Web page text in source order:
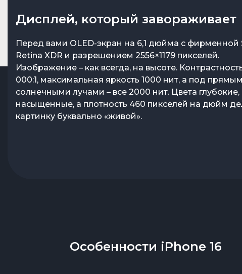
Новый дизайн
Apple снова играется с цветами, и в этот раз палитра
получилась действительно притягательной.
черный и белый для любителей сдержанной
для тех, кто хочет больше яркости – розовый,
ультрамарин. Камеры теперь расположены
это не просто дизайнерский ход – такое
позволяет делать пространственные фото и видео,
которые великолепно сочетаются с Apple Vision Pro.
Дисплей, который завораживает
Перед вами OLED-экран на 6,1 дюйма с фирменной
Retina XDR и разрешением 2556×1179 пикселей.
Изображение – как всегда, на высоте.
000:1, максимальная яркость 1000 нит, а под
солнечными лучами – все 2000 нит. Цвета глубокие,
насыщенные, а плотность 460 пикселей на дюйм
картинку буквально «живой».
Особенности iPhone 16